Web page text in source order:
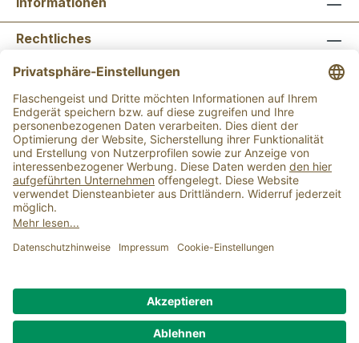
Rechtliches
Newsletter abonnieren
Flaschengeist Bonn Flaschengeist Münster
Alle Preise inkl. gesetzl. Mehrwertsteuer zzgl.
Versandkosten
beträgt 15,00 €.